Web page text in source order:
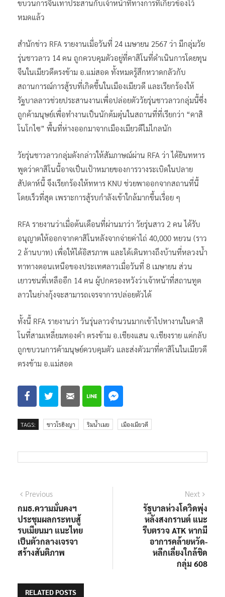
ขบวนการจีนเทาประสานกับเจ้าหน้าที่ทางการที่เกี่ยวข้องไว้
หมดแล้ว
สำนักข่าว RFA รายงานเมื่อวันที่ 24 เมษายน 2567 ว่า มีกลุ่มวัย
รุ่นชาวลาว 14 คน ถูกควบคุมตัวอยู่ที่คาสิโนที่ดำเนินการโดยทุน
จีนในเมียวดีตรงข้าม อ.แม่สอด ทั้งหมดรู้สึกหวาดกลัวกับ
สถานการณ์การสู้รบที่เกิดขึ้นในเมืองเมียวดี และเรียกร้องให้
รัฐบาลลาวช่วยประสานงานเพื่อปล่อยตัววัยรุ่นชาวลาวกลุ่มนี้ซึ่ง
ถูกค้ามนุษย์เพื่อทำงานเป็นนักต้มตุ๋นในสถานที่ที่เรียกว่า “คาสิ
โนโกไซ” พื้นที่ห่างออกมาจากเมืองเมียวดีไม่ไกลนัก
วัยรุ่นชาวลาวกลุ่มดังกล่าวให้สัมภาษณ์ผ่าน RFA ว่า ได้ยินทหาร
พูดว่าคาสิโนนี้อาจเป็นเป้าหมายของการวางระเบิดในปลาย
สัปดาห์นี้ จึงเรียกร้องให้ทหาร KNU ช่วยพาออกจากสถานที่นี้
โดยเร็วที่สุด เพราะการสู้รบกำลังเข้าใกล้มากขึ้นเรื่อย ๆ
RFA รายงานว่าเมื่อต้นเดือนที่ผ่านมาว่า วัยรุ่นสาว 2 คน ได้รับ
อนุญาตให้ออกจากคาสิโนหลังจากจ่ายค่าไถ่ 40,000 หยวน (ราว
2 ล้านบาท) เพื่อให้ได้อิสรภาพ และได้เดินทางถึงบ้านที่หลวงน้ำ
ทาทางตอนเหนือของประเทศลาวเมื่อวันที่ 8 เมษายน ส่วน
เยาวชนที่เหลืออีก 14 คน ผู้ปกครองหวังว่าเจ้าหน้าที่สถานทูต
ลาวในย่างกุ้งจะสามารถเจรจาการปล่อยตัวได้
ทั้งนี้ RFA รายงานว่า วันรุ่นลาวจำนวนมากเข้าไปหางานในคาสิ
โนที่สามเหลี่ยมทองคำ ตรงข้าม อ.เชียงแสน จ.เชียงราย แต่กลับ
ถูกขบวนการค้ามนุษย์ควบคุมตัว และส่งตัวมาที่คาสิโนในเมียวดี
ตรงข้าม อ.แม่สอด
TAGS: ชาวโรฮิงญา ริมน้ำเมย เมืองเมียวดี
แนะแนว
เรื่อง
PreviousPrevious
post:
กมธ.ความมั่นคงฯ
ประชุมผลกระทบสู้
รบเมียนมา แนะไทย
เป็นตัวกลางเจรจา
สร้างสันติภาพ
Next
รัฐบาลห่วงโควิดพุ่ง
หลังสงกรานต์ แนะ
รีบตรวจ ATK หากมี
อาการคล้ายหวัด-
หลีกเลี่ยงใกล้ชิด
กลุ่ม 608
RELATED POSTS